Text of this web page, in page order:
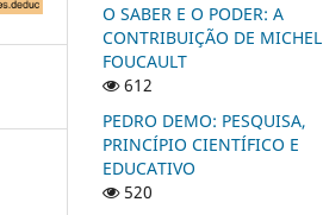
O SABER E O PODER: A
CONTRIBUIÇÃO DE MICHEL
FOUCAULT
612
PEDRO DEMO: PESQUISA,
PRINCÍPIO CIENTÍFICO E
EDUCATIVO
520